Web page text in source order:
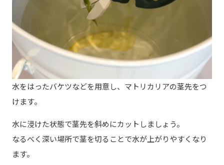
水をはったバケツなどを用意し、マトリカリアの茎先をつ
けます。
水に浸けた状態で茎先を斜めにカットしましょう。
なるべく深い場所で茎を切ることで水が上がりやすくなり
ます。